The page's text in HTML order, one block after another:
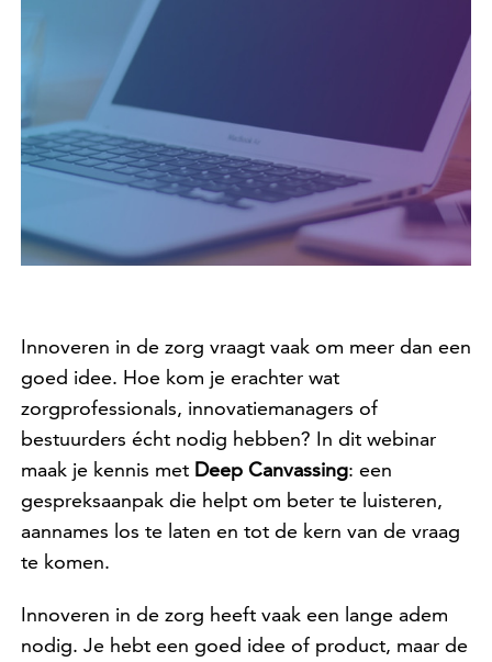
Innoveren in de zorg vraagt vaak om meer dan een
goed idee. Hoe kom je erachter wat
zorgprofessionals, innovatiemanagers of
bestuurders écht nodig hebben? In dit webinar
maak je kennis met Deep Canvassing: een
gespreksaanpak die helpt om beter te luisteren,
aannames los te laten en tot de kern van de vraag
te komen.
Innoveren in de zorg heeft vaak een lange adem
nodig. Je hebt een goed idee of product, maar de